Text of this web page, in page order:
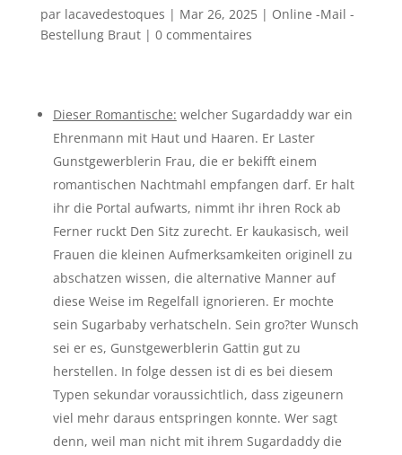
par lacavedestoques | Mar 26, 2025| Online -Mail -
Bestellung Braut| 0 commentaires
Dieser Romantische: welcher Sugardaddy war ein
Ehrenmann mit Haut und Haaren. Er Laster
Gunstgewerblerin Frau, die er bekifft einem
romantischen Nachtmahl empfangen darf. Er halt
ihr die Portal aufwarts, nimmt ihr ihren Rock ab
Ferner ruckt Den Sitz zurecht. Er kaukasisch, weil
Frauen die kleinen Aufmerksamkeiten originell zu
abschatzen wissen, die alternative Manner auf
diese Weise im Regelfall ignorieren. Er mochte
sein Sugarbaby verhatscheln. Sein gro?ter Wunsch
sei er es, Gunstgewerblerin Gattin gut zu
herstellen. In folge dessen ist di es bei diesem
Typen sekundar voraussichtlich, dass zigeunern
viel mehr daraus entspringen konnte. Wer sagt
denn, weil man nicht mit ihrem Sugardaddy die